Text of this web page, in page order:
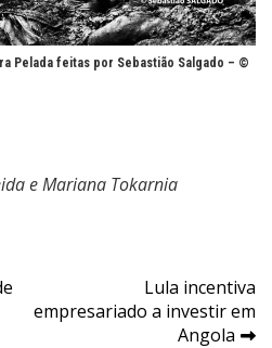
Pelada feitas por Sebastião Salgado – ©
e Mariana Tokarnia
Lula incentiva
empresariado a investir em
Angola